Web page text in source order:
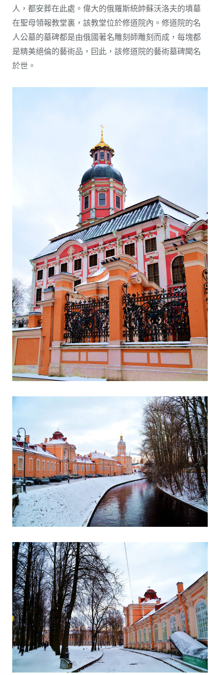
人，都安葬在此處。偉大的俄羅斯統帥蘇沃洛夫的墳墓
在聖母領報教堂裏，該教堂位於修道院內。修道院的名
人公墓的墓碑都是由俄國著名雕刻師雕刻而成，每塊都
是精美絕倫的藝術品，囙此，該修道院的藝術墓碑聞名
於世。